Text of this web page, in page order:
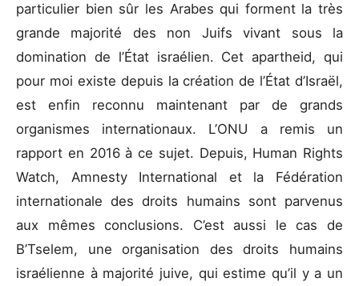
particulier bien sûr les Arabes qui forment la très
grande majorité des non Juifs vivant sous la
domination de l’État israélien. Cet apartheid, qui
pour moi existe depuis la création de l’État d’Israël,
est enfin reconnu maintenant par de grands
organismes internationaux. L’ONU a remis un
rapport en 2016 à ce sujet. Depuis, Human Rights
Watch, Amnesty International et la Fédération
internationale des droits humains sont parvenus
aux mêmes conclusions. C’est aussi le cas de
B’Tselem, une organisation des droits humains
israélienne à majorité juive, qui estime qu’il y a un